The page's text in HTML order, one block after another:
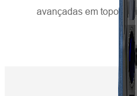
avançadas em